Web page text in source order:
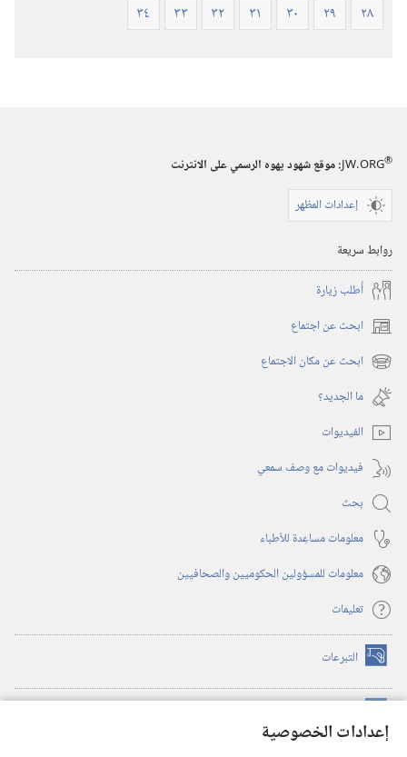
إعدادات الخصوصية
٢٨
٢٩ ٣٠ ٣١ ٣٢ ٣٣ ٣٤
JW.ORG®
:‏ موقع شهود يهوه الرسمي على الانترنت
إعدادات المظهر
روابط سريعة
أُطلب زيارة
ابحث عن اجتماع (يفتح
نافذة ابحث عن مكان الاجتماع (يفتح
نافذة
جديدة)
ما الجديد؟‏
الفيديوات
فيديوات مع وصف سمعي
بحث
معلومات مساعِدة للأطباء
معلومات للمسؤولين الحكوميين والصحافيين
تعليمات
التبرعات (يفتح
نافذة
(يفتح
نافذة